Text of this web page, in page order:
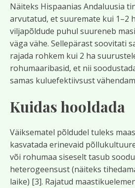
Näiteks Hispaanias Andaluusia
arvutatud, et suuremate kui 1–2
viljapõldude puhul suureneb
väga vähe. Sellepärast soovitati
rajada rohkem kui 2 ha
rohumaaribasid, et nii
samas kuluefektiivsust
Kuidas hooldada
Väiksematel põldudel tuleks
kasvatada erinevaid
või rohumaa siseselt tasub
heterogeensust (näiteks
laike) [3]. Rajatud